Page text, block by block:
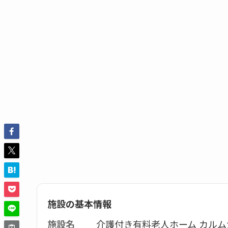
施設の基本情報
施設名
介護付き有料老人ホーム カル